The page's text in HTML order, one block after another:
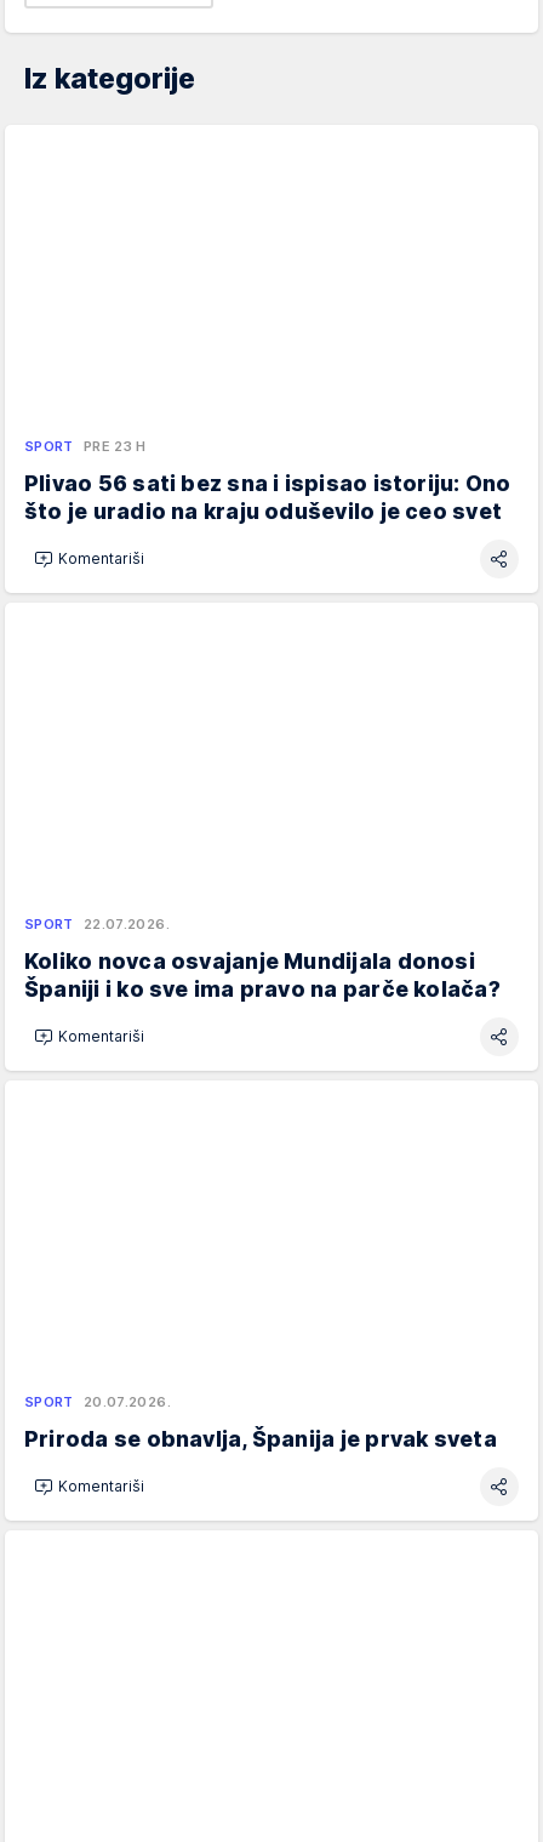
Iz kategorije
SPORT PRE 23 H
Plivao 56 sati bez sna i ispisao istoriju: Ono
što je uradio na kraju oduševilo je ceo svet
Komentariši
SPORT 22.07.2026.
Koliko novca osvajanje Mundijala donosi
Španiji i ko sve ima pravo na parče kolača?
Komentariši
SPORT 20.07.2026.
Priroda se obnavlja, Španija je prvak sveta
Komentariši